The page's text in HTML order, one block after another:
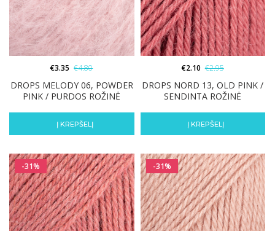
DROPS MELODY 06, POWDER
PINK / PURDOS ROŽINĖ
€3.35 €4.80
Į KREPŠELĮ
DROPS NORD 13, OLD PINK /
SENDINTA ROŽINĖ
€2.10 €2.95
Į KREPŠELĮ
-31% -31%